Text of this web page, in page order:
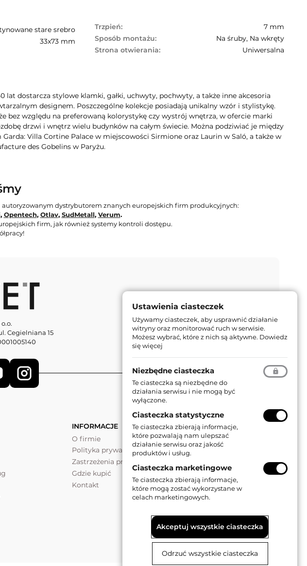
stare srebro
33x73 mm
Trzpień:
7 mm
Sposób montażu:
Na śruby, Na wkręty
Strona otwierania:
Uniwersalna
lat dostarcza stylowe klamki, gałki, uchwyty, pochwyty, a także inne akcesoria
designem. Poszczególne kolekcje posiadają unikalny wzór i stylistykę.
bez względu na preferowaną kolorystykę czy wystrój wnętrza, w ofercie marki
drzwi i wnętrz wielu budynków na całym świecie. Można podziwiać je między
Villa Cortine Palace w miejscowości Sirmione oraz Laurin w Saló, a także w
des Gobelins w Paryżu.
dystrybutorem znanych europejskich firm produkcyjnych:
, Opentech, Otlav, SudMetall, Verum.
firm, jak również systemy kontroli dostępu.
Cegielniana 15
INFORMACJE
O firmie
Polityka prywatności
Zastrzeżenia prawne
Gdzie kupić
Kontakt
Ustawienia ciasteczek
Używamy ciasteczek, aby usprawnić działanie
witryny oraz monitorować ruch w serwisie.
Możesz wybrać, które z nich są aktywne. Dowiedz
się więcej
Niezbędne ciasteczka
Te ciasteczka są niezbędne do
działania serwisu i nie mogą być
wyłączone.
Ciasteczka statystyczne
Te ciasteczka zbierają informacje,
które pozwalają nam ulepszać
działanie serwisu oraz jakość
produktów i usług.
Ciasteczka marketingowe
Te ciasteczka zbierają informacje,
które mogą zostać wykorzystane w
celach marketingowych.
Akceptuj wszystkie ciasteczka
Odrzuć wszystkie ciasteczka